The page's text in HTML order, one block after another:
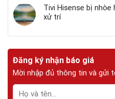
Tivi Hisense bị nhòe
xử trí
Đăng ký nhận báo giá
Mời nhập đủ thông tin và gửi